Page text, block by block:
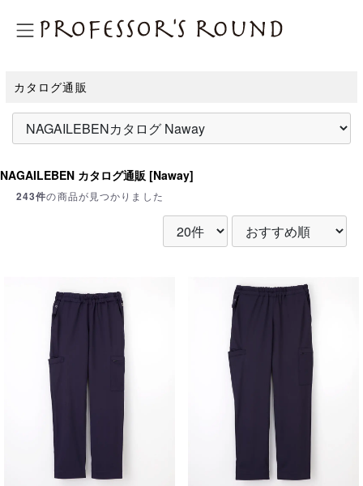
プロフェッサーズラウンド
カタログ通販
NAGAILEBEN カタログ通販 [Naway]
243件の商品が見つかりました